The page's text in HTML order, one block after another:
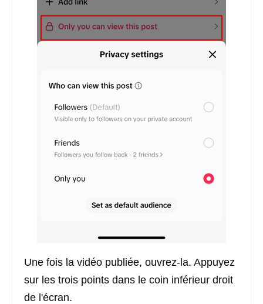
Une fois la vidéo publiée, ouvrez-la. Appuyez
sur les trois points dans le coin inférieur droit
de l'écran.